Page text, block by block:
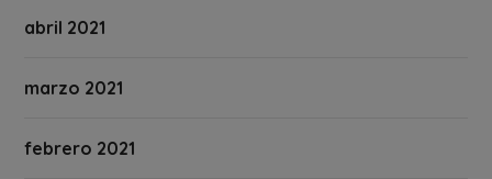
abril 2021
marzo 2021
febrero 2021